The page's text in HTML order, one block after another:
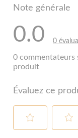
Note générale
0.0 0
0 commentateurs
produit
Évaluez ce